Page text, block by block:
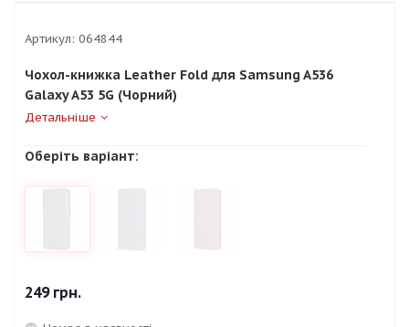
Артикул: 064844
Чохол-книжка Leather Fold для Samsung A536
Galaxy A53 5G (Чорний)
Детальніше
Оберіть варіант:
249грн.